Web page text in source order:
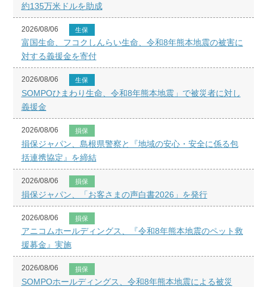
約135万米ドルを助成
2026/08/06 生保
富国生命、フコクしんらい生命、令和8年熊本地震の被害に
対する義援金を寄付
2026/08/06 生保
SOMPOひまわり生命、令和8年熊本地震」で被災者に対し
義援金
2026/08/06 損保
損保ジャパン、島根県警察と『地域の安心・安全に係る包
括連携協定』を締結
2026/08/06 損保
損保ジャパン、「お客さまの声白書2026」を発行
2026/08/06 損保
アニコムホールディングス、『令和8年熊本地震のペット救
援募金』実施
2026/08/06 損保
SOMPOホールディングス、令和8年熊本地震による被災